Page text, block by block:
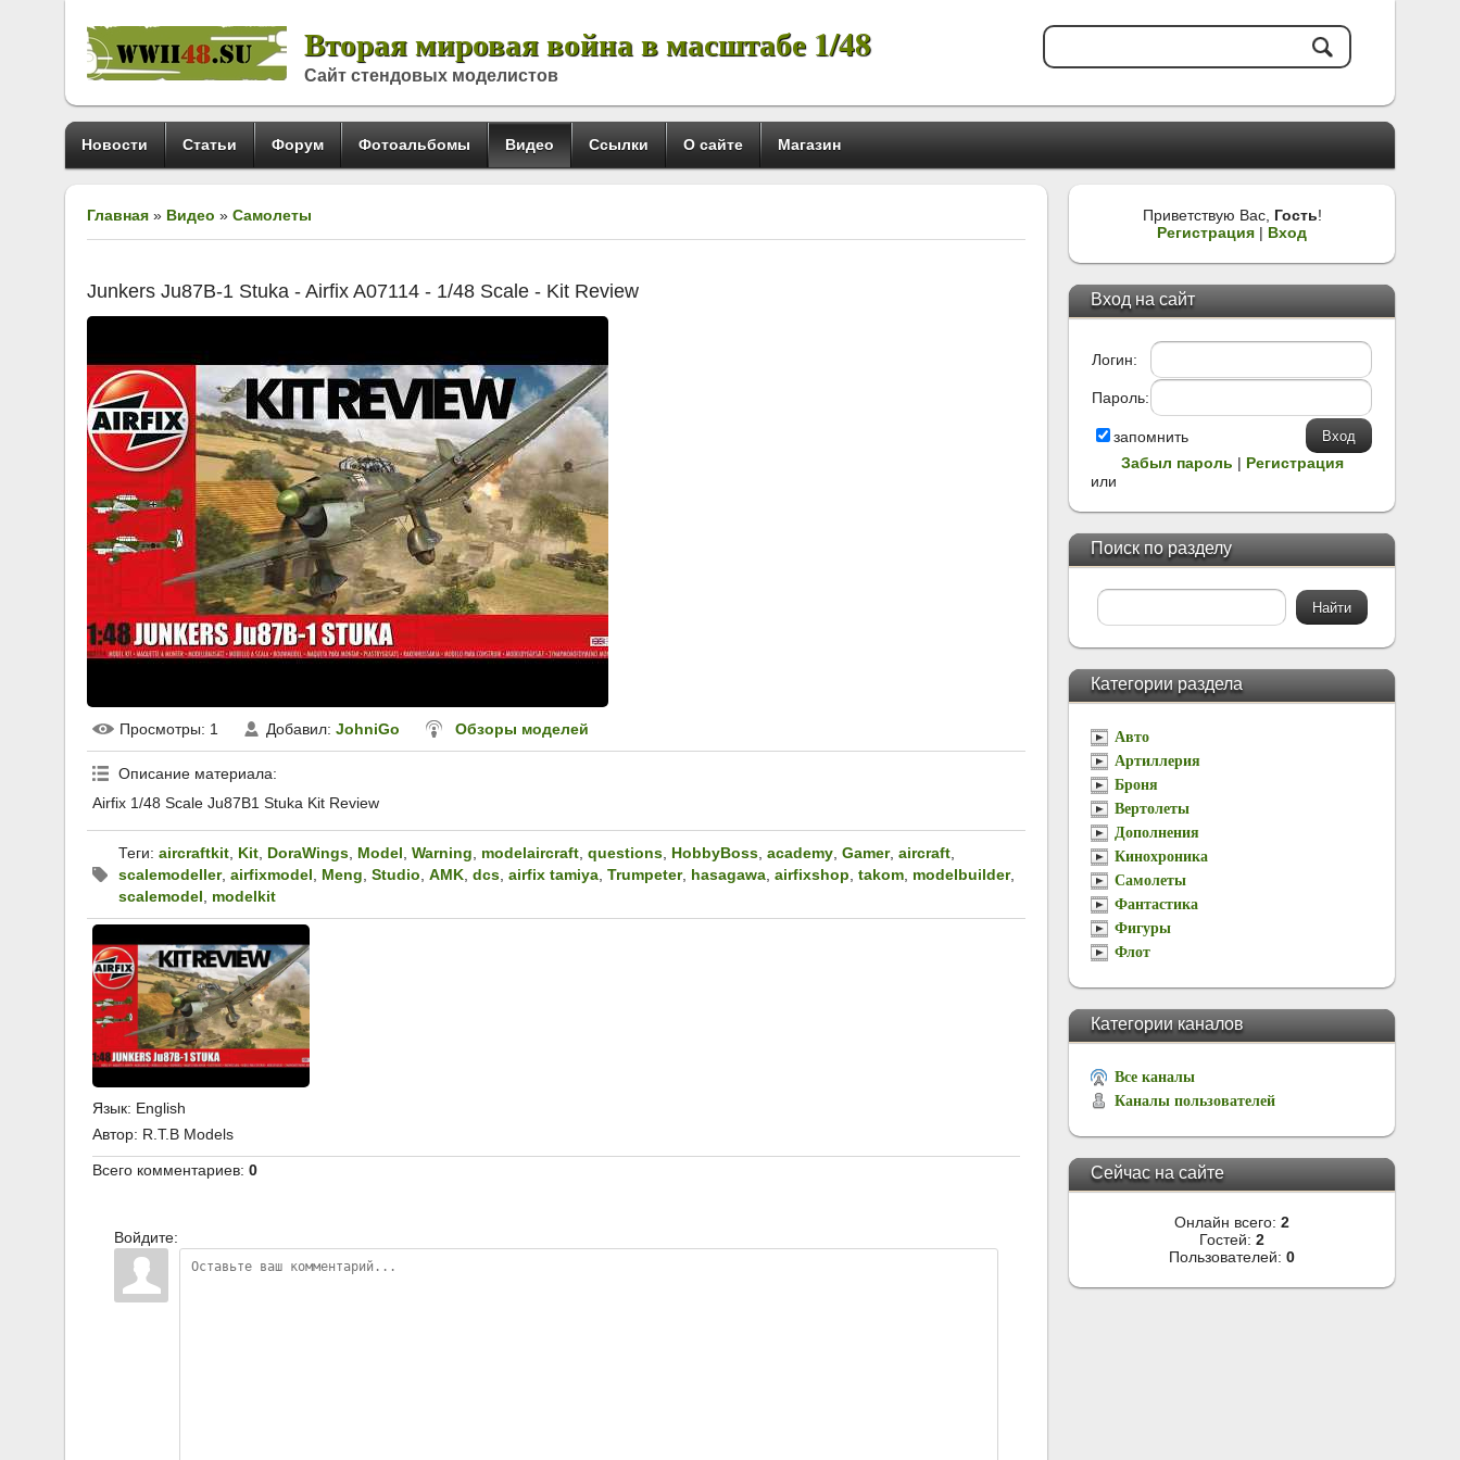
Вторая мировая война в масштабе 1/48
Сайт стендовых моделистов
Новости Статьи Форум Фотоальбомы Видео Ссылки О сайте Магазин
Главная » Видео » Самолеты
Junkers Ju87B-1 Stuka - Airfix A07114 - 1/48 Scale - Kit Review
Просмотры: 1 Добавил: JohniGo Обзоры моделей
Описание материала:
Airfix 1/48 Scale Ju87B1 Stuka Kit Review
Теги: aircraftkit Kit DoraWings Model Warning modelaircraft questions HobbyBoss academy Gamer, aircraft
scalemodeller, airfixmodel Meng Studio AMK dcs airfix tamiya Trumpeter, hasagawa airfixshop takom modelbuilder,
scalemodel
modelkit
Язык: English
Автор: R.T.B Models
Всего комментариев: 0
Войдите:
Приветствую Вас, Гость!
Регистрация | Вход
Вход на сайт
Логин:
Пароль:
запомнить
Забыл пароль | Регистрация
или
Поиск по разделу
Категории раздела
Авто
Артиллерия
Броня
Вертолеты
Дополнения
Кинохроника
Самолеты
Фантастика
Фигуры
Флот
Категории каналов
Все каналы
Каналы пользователей
Сейчас на сайте
Онлайн всего: 2
Гостей: 2
Пользователей: 0